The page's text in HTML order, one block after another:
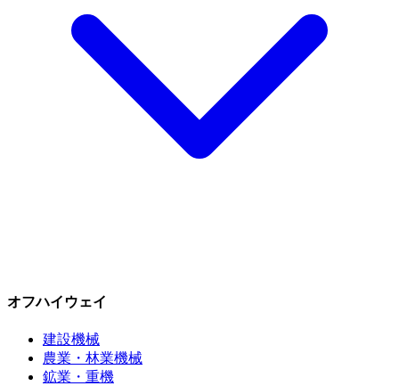
オフハイウェイ
建設機械
農業・林業機械
鉱業・重機